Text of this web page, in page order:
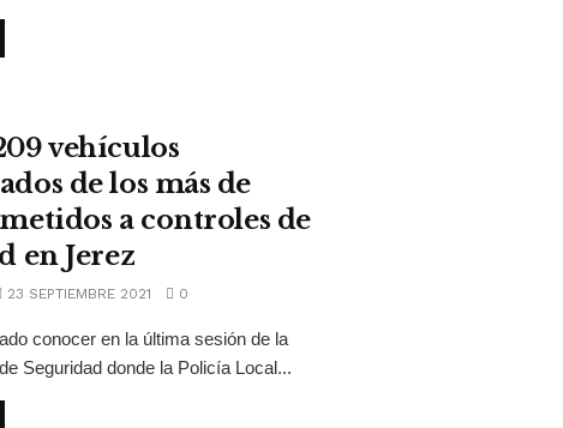
vehículos
de los más de
a controles de
en Jerez
23 SEPTIEMBRE 2021 0
conocer en la última sesión de la
Seguridad donde la Policía Local...